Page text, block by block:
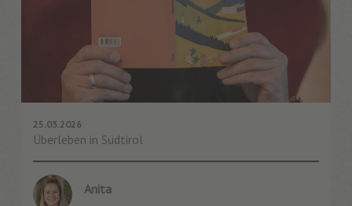
25.03.2026
Überleben in Südtirol
Anita